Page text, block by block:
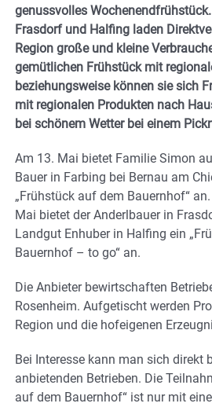
genussvolles
Frasdorf und Halfing laden
Region große und kleine
gemütlichen Frühstück mit
beziehungsweise können sie sich
mit regionalen Produkten nach
bei schönem Wetter bei einem
Am 13. Mai bietet Familie Simon
Bauer in Farbing bei Bernau am
„Frühstück auf dem Bauernhof“
Mai bietet der Anderlbauer in
Landgut Enhuber in Halfing ein
Bauernhof – to go“ an.
Die Anbieter bewirtschaften
Rosenheim. Aufgetischt werden
Region und die hofeigenen
Bei Interesse kann man sich direkt
anbietenden Betrieben. Die
auf dem Bauernhof“ ist nur mit